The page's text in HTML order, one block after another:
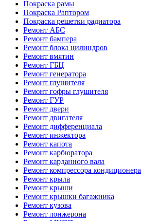
Покраска рамы
Покраска Раптором
Покраска решетки радиатора
Ремонт АБС
Ремонт бампера
Ремонт блока цилиндров
Ремонт вмятин
Ремонт ГБЦ
Ремонт генератора
Ремонт глушителя
Ремонт гофры глушителя
Ремонт ГУР
Ремонт двери
Ремонт двигателя
Ремонт дифференциала
Ремонт инжектора
Ремонт капота
Ремонт карбюратора
Ремонт карданного вала
Ремонт компрессора кондиционера
Ремонт крыла
Ремонт крыши
Ремонт крышки багажника
Ремонт кузова
Ремонт лонжерона